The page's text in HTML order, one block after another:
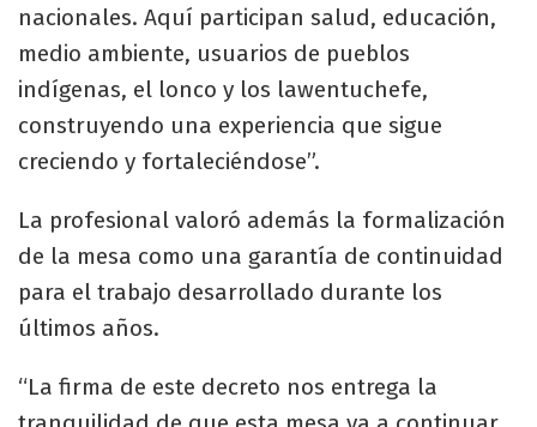
nacionales. Aquí participan salud, educación,
medio ambiente, usuarios de pueblos
indígenas, el lonco y los lawentuchefe,
construyendo una experiencia que sigue
creciendo y fortaleciéndose”.
La profesional valoró además la formalización
de la mesa como una garantía de continuidad
para el trabajo desarrollado durante los
últimos años.
“La firma de este decreto nos entrega la